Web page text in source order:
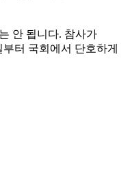
안 됩니다. 참사가
터 국회에서 단호하게